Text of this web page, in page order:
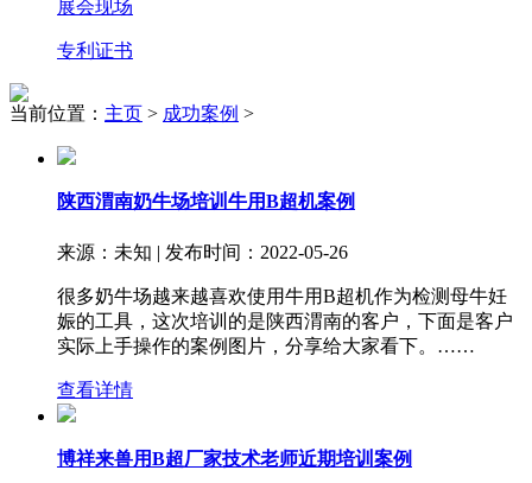
展会现场
专利证书
当前位置： 主页 > 成功案例 >
陕西渭南奶牛场培训牛用B超机案例
来源：未知 | 发布时间：2022-05-26
很多奶牛场越来越喜欢使用牛用B超机作为检测母牛妊
娠的工具，这次培训的是陕西渭南的客户，下面是客户
实际上手操作的案例图片，分享给大家看下。……
查看详情
博祥来兽用B超厂家技术老师近期培训案例